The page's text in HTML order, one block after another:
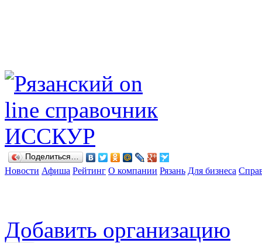
Поделиться…
Новости Афиша Рейтинг О компании Рязань Для бизнеса
Добавить организацию